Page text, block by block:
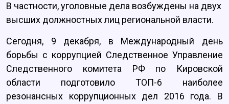
В частности, уголовные дела возбуждены на двух
высших должностных лиц региональной власти.
Сегодня, 9 декабря, в Международный день
борьбы с коррупцией Следственное Управление
Следственного комитета РФ по Кировской
области подготовило ТОП-6 наиболее
резонансных коррупционных дел 2016 года. В